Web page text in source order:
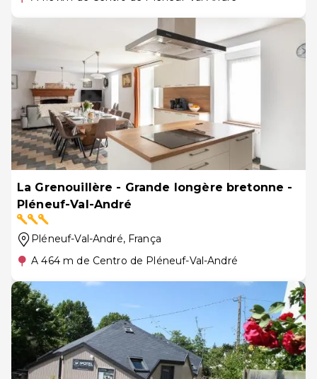
La Grenouillère - Grande longère bretonne -
Pléneuf-Val-André
Pléneuf-Val-André, França
A 464 m de Centro de Pléneuf-Val-André